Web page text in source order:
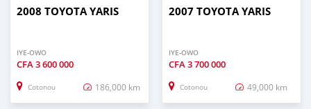
2008 TOYOTA YARIS
IYE-OWO
CFA3 600 000
Cotonou 186,000 km
2007 TOYOTA YARIS
IYE-OWO
CFA3 700 000
Cotonou 49,000 km